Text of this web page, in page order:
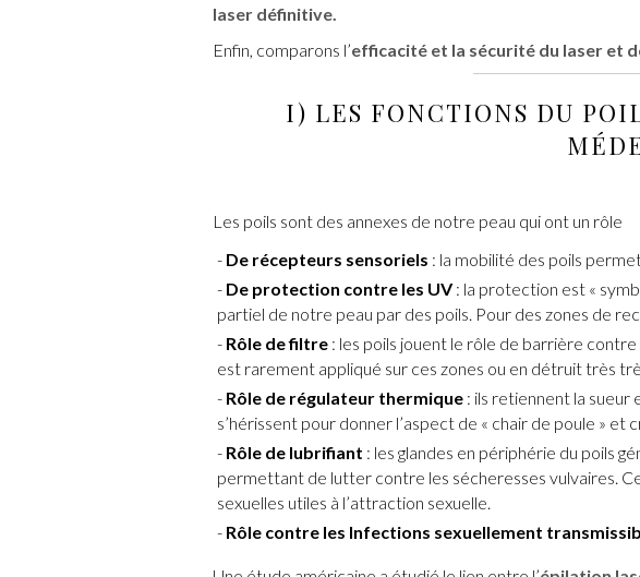
laser définitive.
Enfin, comparons l’efficacité et la sécurité du laser et
I) LES FONCTIONS DU
Les poils sont des annexes de notre peau qui ont un rôle
De récepteurs sensoriels : la mobilité des poils
De protection contre les UV: la protection est «
partiel de notre peau par des poils. Pour des zones de
Rôle de filtre : les poils jouent le rôle de barrière
est rarement appliqué sur ces zones ou en détruit très
Rôle de régulateur thermique : ils retiennent la sueur
s’hérissent pour donner l’aspect de « chair de poule »
Rôle de lubrifiant : les glandes en périphérie du poils
permettant de lutter contre les sécheresses vulvaires.
sexuelles utiles à l’attraction sexuelle.
Rôle contre les Infections sexuellement